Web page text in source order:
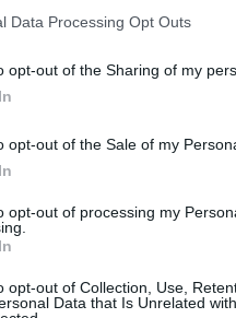
Data Processing Opt Outs
opt-out of the Sharing of my
opt-out of the Sale of my
opt-out of processing my
opt-out of Collection, Use,
Data that Is Unrelated
itt viszont
közösség facebook